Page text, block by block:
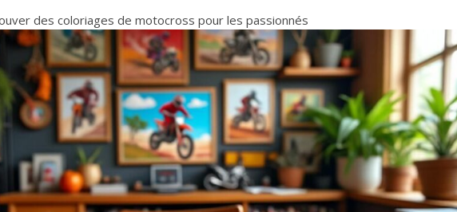
des coloriages de motocross pour les passionnés